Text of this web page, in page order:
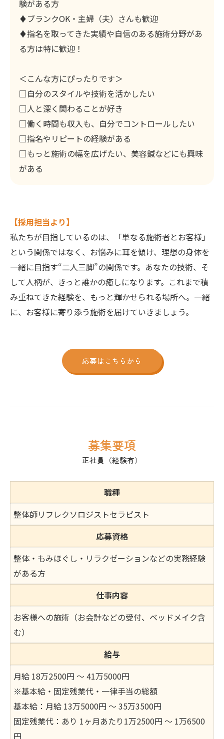
験がある方
♦ブランクOK・主婦（夫）さんも歓迎
♦指名を取ってきた実績や自信のある施術分野があ
る方は特に歓迎！
＜こんな方にぴったりです＞
□自分のスタイルや技術を活かしたい
□人と深く関わることが好き
□働く時間も収入も、自分でコントロールしたい
□指名やリピートの経験がある
□もっと施術の幅を広げたい、美容鍼などにも興味
がある
【採用担当より】
私たちが目指しているのは、「単なる施術者とお客様」
という関係ではなく、お悩みに耳を傾け、理想の身体を
一緒に目指す“二人三脚”の関係です。あなたの技術、そ
して人柄が、きっと誰かの癒しになります。これまで積
み重ねてきた経験を、もっと輝かせられる場所へ。一緒
に、お客様に寄り添う施術を届けていきましょう。
応募はこちらから
募集要項
正社員（経験有）
職種
整体師リフレクソロジストセラピスト
応募資格
整体・もみほぐし・リラクゼーションなどの実務経験
がある方
仕事内容
お客様への施術（お会計などの受付、ベッドメイク含
む）
給与
月給 18万2500円 〜 41万5000円
※基本給・固定残業代・一律手当の総額
基本給：月給 13万5000円 〜 35万3500円
固定残業代：あり 1ヶ月あたり1万2500円 〜 1万6500
円